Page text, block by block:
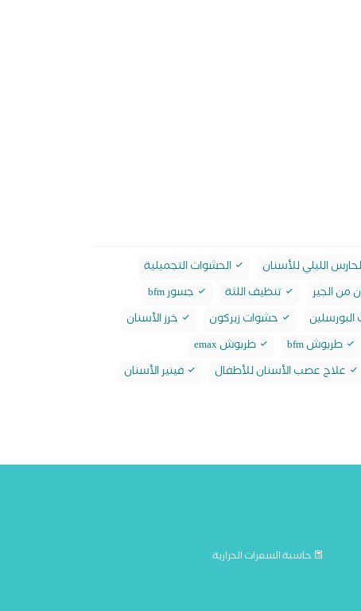
الليلي للأسنان
الحشوات التجميلية
من الجير تنظيف اللثة
جسور bfm
حشوات زيركون
خرز الأسنان
طربوش bfm
طربوش emax
علاج عصب الأسنان للأطفال
فينير الأسنان
حاسبة السعرات الحرارية